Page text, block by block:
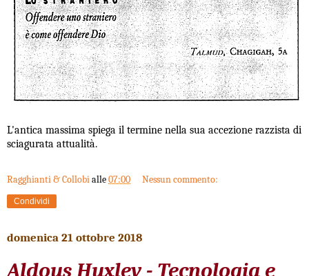
L'antica massima spiega il termine nella sua accezione razzista di
sciagurata attualità.
Ragghianti & Collobialle07:00 Nessun commento:
Condividi
domenica 21 ottobre 2018
Aldous Huxley - Tecnologia e